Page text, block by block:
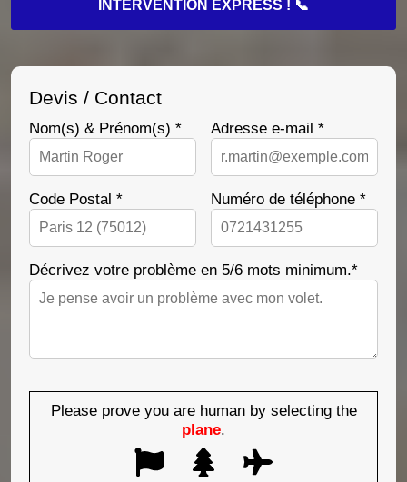
INTERVENTION EXPRESS ! 📞
Devis / Contact
Nom(s) & Prénom(s) * Adresse e-mail *
Code Postal * Numéro de téléphone *
Décrivez votre problème en 5/6 mots minimum.*
Please prove you are human by selecting the
plane.